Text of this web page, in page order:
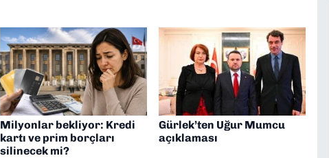
Milyonlar bekliyor: Kredi
kartı ve prim borçları
silinecek mi?
Gürlek’ten Uğur Mumcu
açıklaması